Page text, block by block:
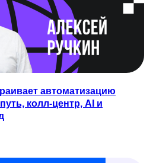
автоматизацию
колл-центр, AI и